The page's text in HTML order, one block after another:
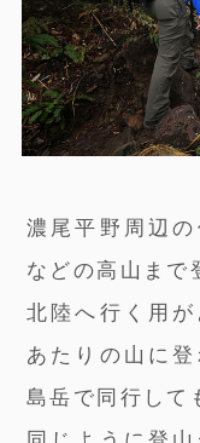
濃尾平野周辺
などの高山まで
北陸へ行く用
あたりの山に
島岳で同行して